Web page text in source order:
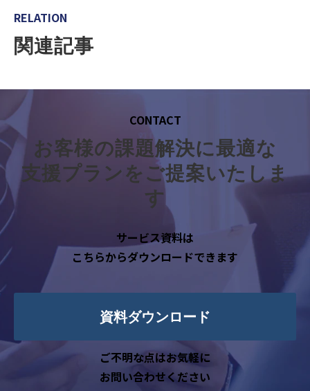
RELATION
関連記事
CONTACT
お客様の課題解決に最適な
支援プランをご提案いたしま
す
サービス資料は
こちらからダウンロードできます
資料ダウンロード
ご不明な点はお気軽に
お問い合わせください